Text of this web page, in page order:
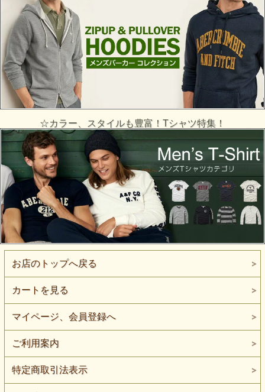
☆カラー、スタイルも豊富！Tシャツ特集！
お店のトップへ戻る
カートを見る
マイページ、会員登録へ
ご利用案内
特定商取引法表示